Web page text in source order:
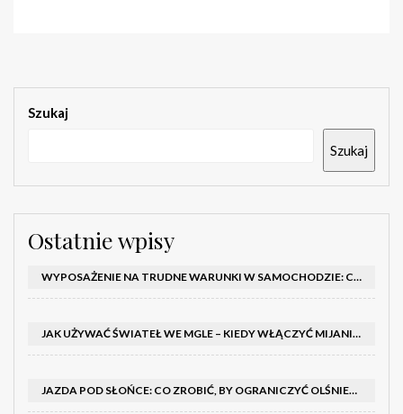
Szukaj
Szukaj
Ostatnie wpisy
WYPOSAŻENIE NA TRUDNE WARUNKI W SAMOCHODZIE: CO MIEĆ ZIMĄ, W TRASIE I NA WYPADEK AWARII
JAK UŻYWAĆ ŚWIATEŁ WE MGLE – KIEDY WŁĄCZYĆ MIJANIA I PRZECIWMGIELNE ORAZ CZEGO NIE ROBIĆ
JAZDA POD SŁOŃCE: CO ZROBIĆ, BY OGRANICZYĆ OLŚNIENIE I POPRAWIĆ WIDOCZNOŚĆ